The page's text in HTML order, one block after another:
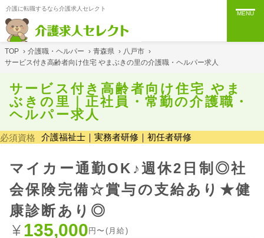
介護に転職するなら介護求人セレクト
MENU
TOP › 介護職・ヘルパー › 青森県 › 八戸市 ›
サービス付き高齢者向け住宅 やまぶきの里の介護職・ヘルパー求人
サービス付き高齢者向け住宅 やま
ぶきの里｜正社員・常勤の介護職・
ヘルパー求人
必須資格 介護福祉士｜実務者研修｜初任者研修
マイカー通勤OK♪週休2日制◎社
会保険完備☆賞与の支給あり★健
康診断あり◎
135,000円〜(月給)